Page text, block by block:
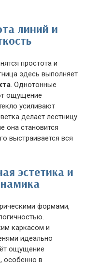
линий и
простота и
здесь выполняет
. Однотонные
ощущение
усиливают
делает лестницу
она становится
выстраивается вся
эстетика и
формами,
каркасом и
идеально
ощущение
особенно в